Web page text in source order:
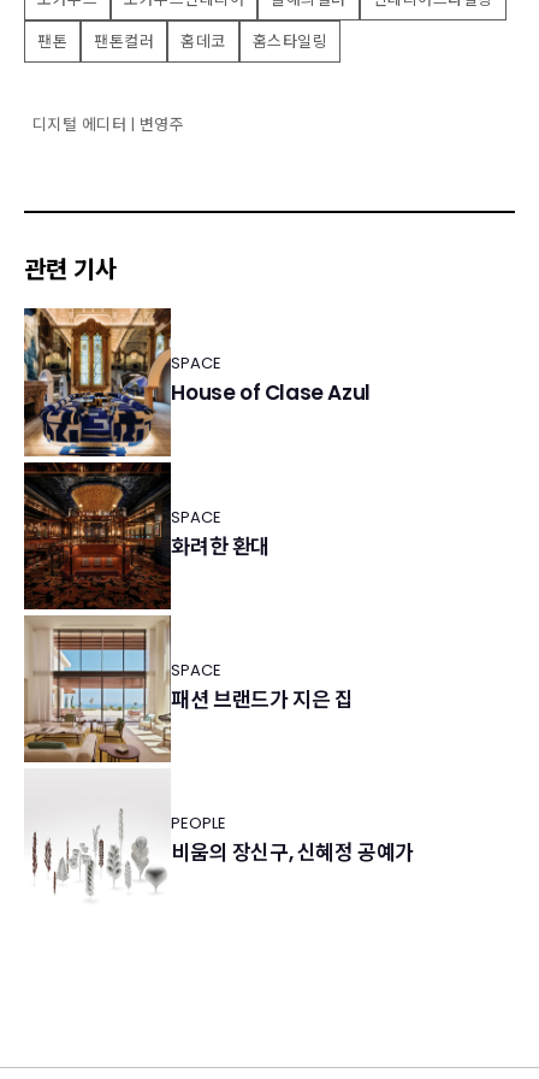
팬톤
팬톤컬러 홈데코 홈스타일링
디지털 에디터 | 변영주
관련 기사
SPACE
House of Clase Azul
SPACE
화려한 환대
SPACE
패션 브랜드가 지은 집
PEOPLE
비움의 장신구, 신혜정 공예가